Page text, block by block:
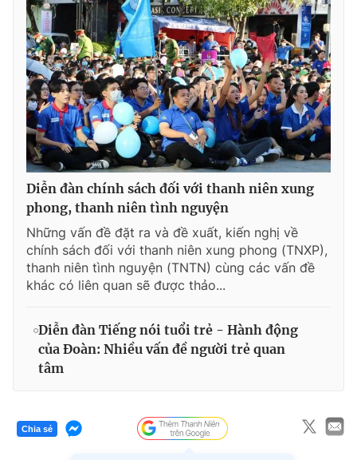
Diễn đàn chính sách đối với thanh niên xung
phong, thanh niên tình nguyện
Những vấn đề đặt ra và đề xuất, kiến nghị về
chính sách đối với thanh niên xung phong (TNXP),
thanh niên tình nguyện (TNTN) cùng các vấn đề
khác có liên quan sẽ được thảo...
Diễn đàn Tiếng nói tuổi trẻ - Hành động
của Đoàn: Nhiều vấn đề người trẻ quan
tâm
Chia sẻ